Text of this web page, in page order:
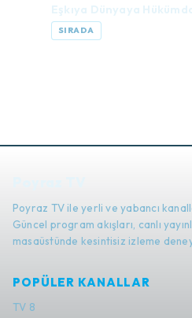
Eşkıya Dünyaya
SIRADA
Poyraz TV ile yerli ve yabancı
Güncel program akışları, canlı
masaüstünde kesintisiz izleme
POPÜLER KANALLAR
TV 8